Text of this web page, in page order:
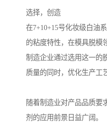
选择，创造
在7+10+15号化妆级白油
的粘度特性，在模具脱模
制造企业通过选用这一的
质量的同时，优化生产工
随着制造业对产品品质要
剂的应用前景日益广阔。